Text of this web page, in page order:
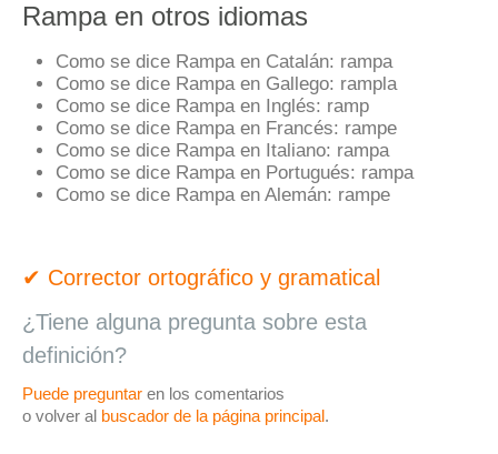
Rampa en otros idiomas
Como se dice Rampa en Catalán: rampa
Como se dice Rampa en Gallego: rampla
Como se dice Rampa en Inglés: ramp
Como se dice Rampa en Francés: rampe
Como se dice Rampa en Italiano: rampa
Como se dice Rampa en Portugués: rampa
Como se dice Rampa en Alemán: rampe
✔ Corrector ortográfico y gramatical
¿Tiene alguna pregunta sobre esta
definición?
Puede preguntar en los comentarios
o volver al buscador de la página principal.